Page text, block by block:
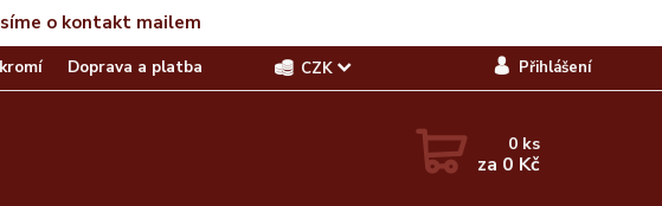
o kontakt mailem
Doprava a platba CZK Přihlášení
0 ks
za 0 Kč